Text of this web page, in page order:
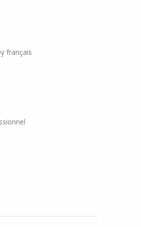
français